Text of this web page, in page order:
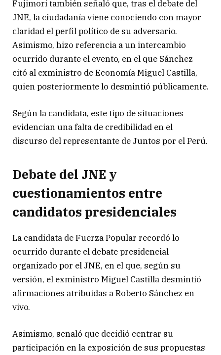
Fujimori también señaló que, tras el debate del
JNE, la ciudadanía viene conociendo con mayor
claridad el perfil político de su adversario.
Asimismo, hizo referencia a un intercambio
ocurrido durante el evento, en el que Sánchez
citó al exministro de Economía Miguel Castilla,
quien posteriormente lo desmintió públicamente.
Según la candidata, este tipo de situaciones
evidencian una falta de credibilidad en el
discurso del representante de Juntos por el Perú.
Debate del JNE y
cuestionamientos entre
candidatos presidenciales
La candidata de Fuerza Popular recordó lo
ocurrido durante el debate presidencial
organizado por el JNE, en el que, según su
versión, el exministro Miguel Castilla desmintió
afirmaciones atribuidas a Roberto Sánchez en
vivo.
Asimismo, señaló que decidió centrar su
participación en la exposición de sus propuestas